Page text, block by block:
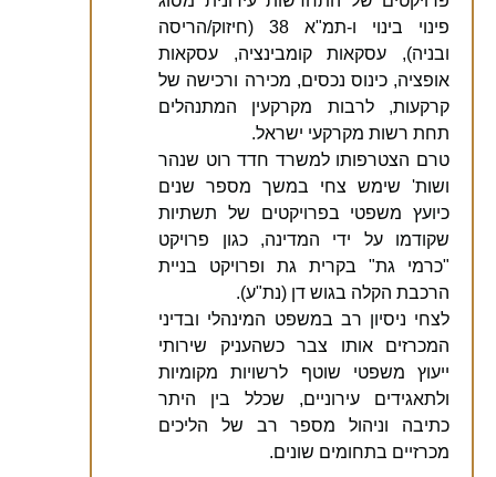
פינוי בינוי ו-תמ"א 38 (חיזוק/הריסה
ובניה), עסקאות קומבינציה, עסקאות
אופציה, כינוס נכסים, מכירה ורכישה של
קרקעות, לרבות מקרקעין המתנהלים
תחת רשות מקרקעי ישראל.
טרם הצטרפותו למשרד חדד רוט שנהר
ושות' שימש צחי במשך מספר שנים
כיועץ משפטי בפרויקטים של תשתיות
שקודמו על ידי המדינה, כגון פרויקט
"כרמי גת" בקרית גת ופרויקט בניית
הרכבת הקלה בגוש דן (נת"ע).
לצחי ניסיון רב במשפט המינהלי ובדיני
המכרזים אותו צבר כשהעניק שירותי
ייעוץ משפטי שוטף לרשויות מקומיות
ולתאגידים עירוניים, שכלל בין היתר
כתיבה וניהול מספר רב של הליכים
מכרזיים בתחומים שונים.